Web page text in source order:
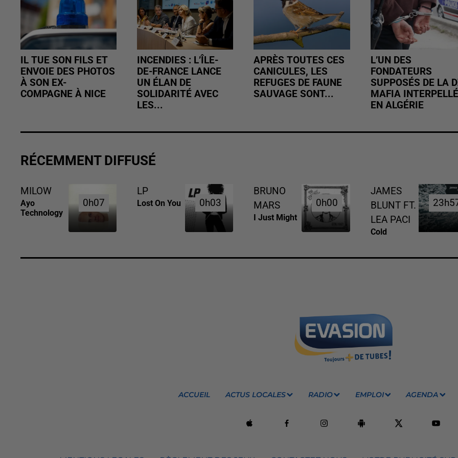
IL TUE SON FILS ET
ENVOIE DES PHOTOS
À SON EX-
COMPAGNE À NICE
INCENDIES : L’ÎLE-
DE-FRANCE LANCE
UN ÉLAN DE
SOLIDARITÉ AVEC
LES...
APRÈS TOUTES CES
CANICULES, LES
REFUGES DE FAUNE
SAUVAGE SONT...
L’UN DES
FONDATEURS
SUPPOSÉS DE LA
MAFIA INTERPELLÉ
EN ALGÉRIE
RÉCEMMENT DIFFUSÉ
MILOW
Ayo
Technology
0h07
0h07
LP
Lost On You 0h03
0h03
BRUNO
MARS
I Just Might
0h00
0h00
JAMES
BLUNT FT.
LEA PACI
Cold
ACCUEIL ACTUS LOCALES RADIO EMPLOI AGENDA